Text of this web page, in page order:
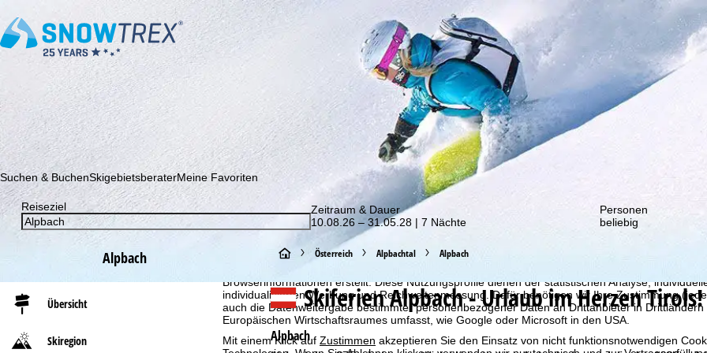
Für ein optimales Webangebot erheben wir mit Hilfe von Cookies Nutzungsinformationen, die wir,
Browserinformationen erstellt. Diese Nutzungsprofile dienen der statistischen Analyse,
individualisierten Werbung und Reichweitenmessung. Dafür benötigen wir Ihre Zustimmung
auch die Datenweitergabe bestimmter personenbezogener Daten an Drittanbieter in
Europäischen Wirtschaftsraumes umfasst, wie Google oder Microsoft in den USA.
Mit einem Klick auf Zustimmen akzeptieren Sie den Einsatz von nicht funktionsnotwendigen
Abonnieren Sie unseren Newsletter und erfahren Sie als Erster von unseren Rabatt-Aktionen!
Suchen & BuchenSkigebietsberaterMeine Favoriten
Reiseziel
Zeitraum & Dauer
10.08.26 – 31.05.28 | 7 Nächte
Personen
beliebig
Alpbach
Übersicht
Skiregion
S
t
a
r
Österreich Alpbachtal Alpbach
SkiferienAlpbach - Urlaub im Herzen Tirols!
Alpbach